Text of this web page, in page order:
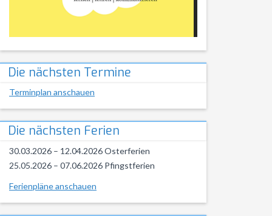
Die nächsten Termine
Terminplan anschauen
Die nächsten Ferien
30.03.2026 – 12.04.2026 Osterferien
25.05.2026 – 07.06.2026 Pfingstferien
Ferienpläne anschauen